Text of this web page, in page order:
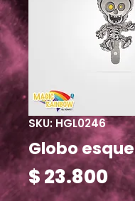
SKU: HGL0246
Globo
$ 23.800